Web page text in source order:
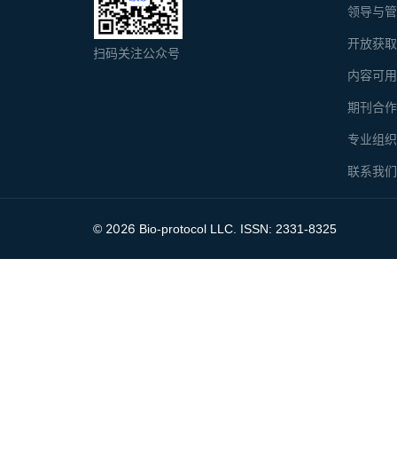
领导与
开放获
内容可
期刊合
专业组
联系我们
扫码关注公众号
© 2026 Bio-protocol LLC. ISSN: 2331-8325